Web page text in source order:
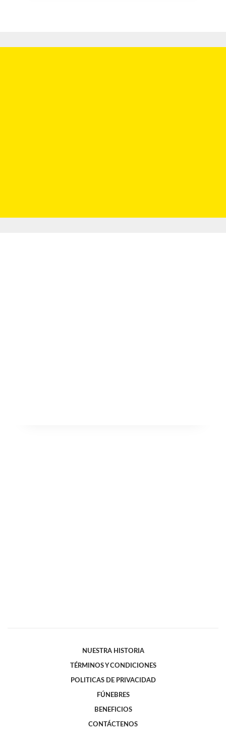
NUESTRA HISTORIA
TÉRMINOS Y CONDICIONES
POLITICAS DE PRIVACIDAD
FÚNEBRES
BENEFICIOS
CONTÁCTENOS